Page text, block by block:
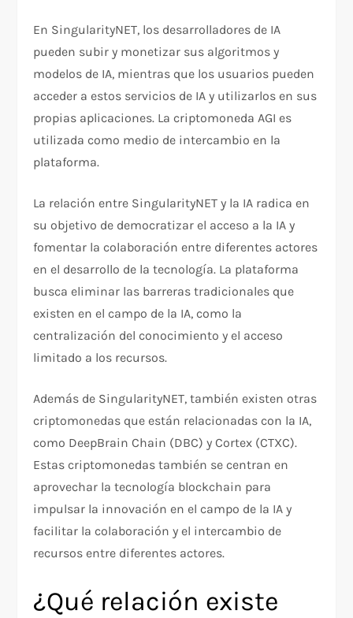
En SingularityNET, los desarrolladores de IA
pueden subir y monetizar sus algoritmos y
modelos de IA, mientras que los usuarios pueden
acceder a estos servicios de IA y utilizarlos en sus
propias aplicaciones. La criptomoneda AGI es
utilizada como medio de intercambio en la
plataforma.
La relación entre SingularityNET y la IA radica en
su objetivo de democratizar el acceso a la IA y
fomentar la colaboración entre diferentes actores
en el desarrollo de la tecnología. La plataforma
busca eliminar las barreras tradicionales que
existen en el campo de la IA, como la
centralización del conocimiento y el acceso
limitado a los recursos.
Además de SingularityNET, también existen otras
criptomonedas que están relacionadas con la IA,
como DeepBrain Chain (DBC) y Cortex (CTXC).
Estas criptomonedas también se centran en
aprovechar la tecnología blockchain para
impulsar la innovación en el campo de la IA y
facilitar la colaboración y el intercambio de
recursos entre diferentes actores.
¿Qué relación existe